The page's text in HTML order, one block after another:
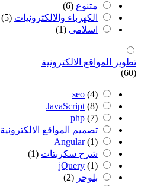
متنوع (6)
الكهرباء والالكترونيات (5)
اسلامى (1)
تطوير المواقع اﻻلكترونية
(60)
seo (4)
JavaScript (8)
php (7)
تصميم المواقع الالكترونية
Angular (1)
شرح سكربتات (1)
jQuery (1)
بلوجر (2)